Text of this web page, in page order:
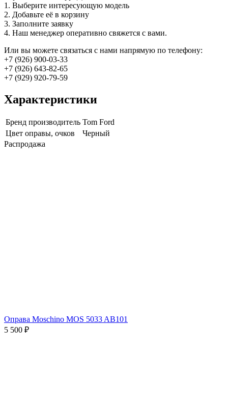
1. Выберите интересующую модель
2. Добавьте её в корзину
3. Заполните заявку
4. Наш менеджер оперативно свяжется с вами.
Или вы можете связаться с нами напрямую по телефону:
+7 (926) 900-03-33
+7 (926) 643-82-65
+7 (929) 920-79-59
Характеристики
Бренд производитель Tom Ford
Цвет оправы, очков
Черный
Распродажа
Оправа Moschino MOS 5033 AB101
5 500 ₽